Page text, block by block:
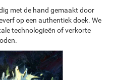
met de hand gemaakt door
op een authentiek doek. We
technologieën of verkorte